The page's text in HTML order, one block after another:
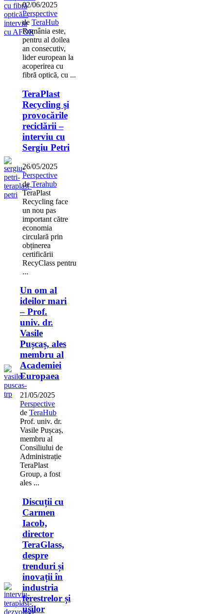
02/06/2025
Perspective
de TeraHub
România este,
pentru al doilea
an consecutiv,
lider european la
acoperirea cu
fibră optică, cu ...
TeraPlast
Recycling și
provocările
reciclării –
interviu cu
Sergiu Petri
26/05/2025
Perspective
de Terahub
TeraPlast
Recycling face
un nou pas
important către
economia
circulară prin
obținerea
certificării
RecyClass pentru
...
Un om al
ideilor mari
– Prof.
univ. dr.
Vasile
Pușcaș, ales
membru al
Academiei
Europaea
21/05/2025
Perspective
de TeraHub
Prof. univ. dr.
Vasile Pușcaș,
membru al
Consiliului de
Administrație
TeraPlast
Group, a fost
ales ...
Discuții cu
Carmen
Iacob,
director
TeraGlass,
despre
trenduri și
inovații în
industria
ferestrelor și
ușilor